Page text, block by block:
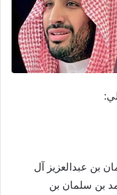
بن عبدالعزيز آل
بن سلمان بن